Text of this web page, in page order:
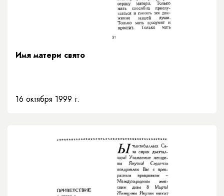
Имя матери свято
16 октября 1999 г.